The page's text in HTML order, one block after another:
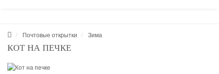
Почтовые открытки Зима
КОТ НА ПЕЧКЕ